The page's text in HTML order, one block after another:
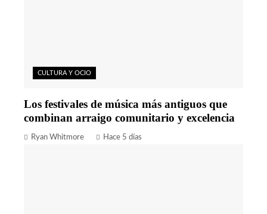
CULTURA Y OCIO
Los festivales de música más antiguos que
combinan arraigo comunitario y excelencia
Ryan Whitmore Hace 5 días